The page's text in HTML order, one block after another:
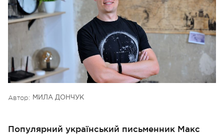
Автор: МИЛА ДОНЧУК
Популярний український письменник Макс